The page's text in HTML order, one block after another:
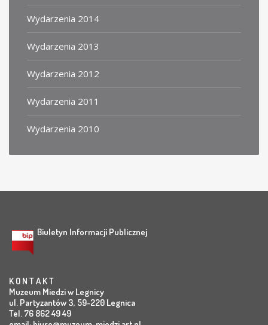
Wydarzenia 2014
Wydarzenia 2013
Wydarzenia 2012
Wydarzenia 2011
Wydarzenia 2010
Biuletyn Informacji Publicznej
K O N T A K T
Muzeum Miedzi w Legnicy
ul. Partyzantów 3, 59-220 Legnica
Tel. 76 862 49 49